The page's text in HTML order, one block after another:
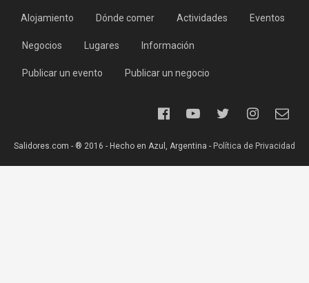
Alojamiento Dónde comer Actividades Eventos
Negocios Lugares Información
Publicar un evento Publicar un negocio
Salidores.com - ® 2016 - Hecho en Azul, Argentina - Política de Privacidad